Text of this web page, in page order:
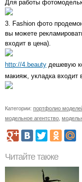
Для работы
3. Fashion фото
вы можете
входит в цена).
http://4.beauty дешевую
макияж, укладка входит
Категории: портфолио
модельное агентство
Читайте также